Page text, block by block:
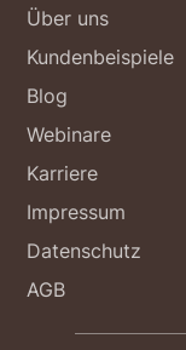
Über uns
Kundenbeispiele
Blog
Webinare
Karriere
Impressum
Datenschutz
AGB